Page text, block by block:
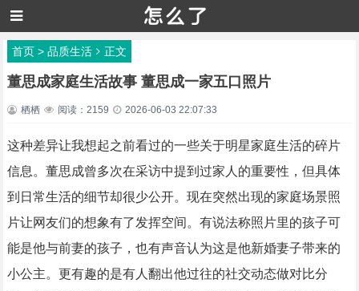
首页> 品质生活 正文
董思成家庭生活故事 董思成一家五口照片
栖栖 阅读：2159 2026-06-03 22:07:33
这种差异让我想起之前看过的一些关于明星家庭生活的碎片
信息。董思成曾多次在采访中提到过家人的重要性，但具体
到日常生活的细节却很少公开。现在突然出现的家庭场景照
片让网友们的想象有了发挥空间。有说法称照片里的孩子可
能是他与前妻的孩子，也有声音认为这是他新婚妻子带来的
小公主。更有趣的是有人翻出他过往的社交动态做对比分